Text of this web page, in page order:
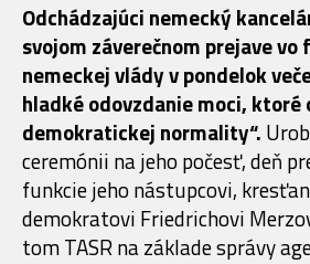
Odchádzajúci nemecký
svojom záverečnom prejave
nemeckej vlády v pondelok
hladké odovzdanie moci, ktoré
demokratickej normality“.
ceremónii na jeho počesť, deň
funkcie jeho nástupcovi,
demokratovi Friedrichovi
tom TASR na základe správy